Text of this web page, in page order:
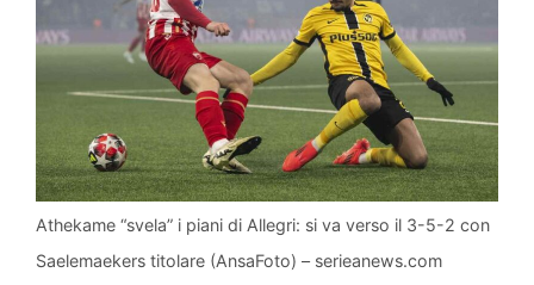
Athekame “svela” i piani di Allegri: si va verso il 3-5-2 con
Saelemaekers titolare (AnsaFoto) – serieanews.com